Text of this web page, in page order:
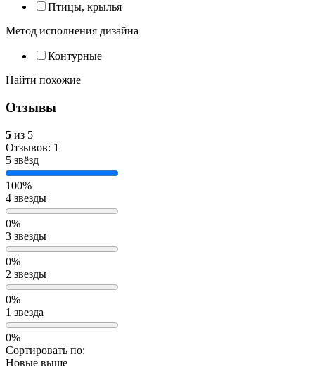
Птицы, крылья
Метод исполнения дизайна
Контурные
Найти похожие
Отзывы
5 из 5
Отзывов: 1
5 звёзд
100%
4 звезды
0%
3 звезды
0%
2 звезды
0%
1 звезда
0%
Сортировать по:
Новые выше